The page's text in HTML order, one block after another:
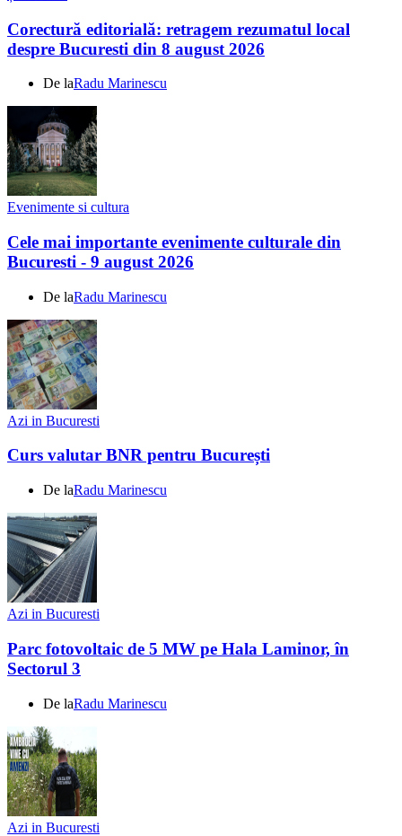
Corectură editorială: retragem rezumatul local
despre Bucuresti din 8 august 2026
De laRadu Marinescu
Evenimente si cultura
Cele mai importante evenimente culturale din
Bucuresti - 9 august 2026
De laRadu Marinescu
Azi in Bucuresti
Curs valutar BNR pentru București
De laRadu Marinescu
Azi in Bucuresti
Parc fotovoltaic de 5 MW pe Hala Laminor, în
Sectorul 3
De laRadu Marinescu
Azi in Bucuresti